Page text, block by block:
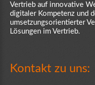
Vertrieb auf innovative
digitaler Kompetenz und
umsetzungsorientierter
Lösungen im Vertrieb.
Kontakt zu uns: